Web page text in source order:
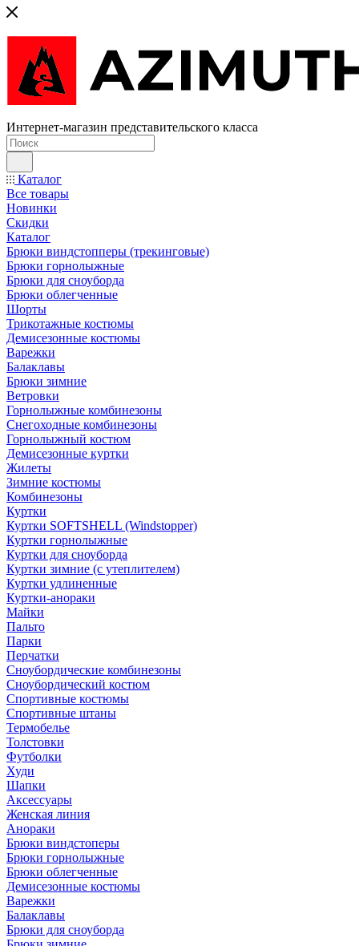
Интернет-магазин представительского класса
Каталог
Все товары
Новинки
Скидки
Каталог
Брюки виндстопперы (трекинговые)
Брюки горнолыжные
Брюки для сноуборда
Брюки облегченные
Шорты
Трикотажные костюмы
Демисезонные костюмы
Варежки
Балаклавы
Брюки зимние
Ветровки
Горнолыжные комбинезоны
Снегоходные комбинезоны
Горнолыжный костюм
Демисезонные куртки
Жилеты
Зимние костюмы
Комбинезоны
Куртки
Куртки SOFTSHELL (Windstopper)
Куртки горнолыжные
Куртки для сноуборда
Куртки зимние (с утеплителем)
Куртки удлиненные
Куртки-анораки
Майки
Пальто
Парки
Перчатки
Сноубордические комбинезоны
Сноубордический костюм
Спортивные костюмы
Спортивные штаны
Термобелье
Толстовки
Футболки
Худи
Шапки
Аксессуары
Женская линия
Анораки
Брюки виндстоперы
Брюки горнолыжные
Брюки облегченные
Демисезонные костюмы
Варежки
Балаклавы
Брюки для сноуборда